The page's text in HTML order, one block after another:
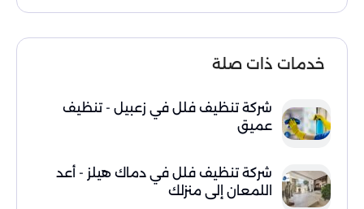
خدمات ذات صلة
شركة تنظيف فلل في زعبيل - تنظيف
عميق
شركة تنظيف فلل في دماك هيلز - أعد
اللمعان إلى منزلك